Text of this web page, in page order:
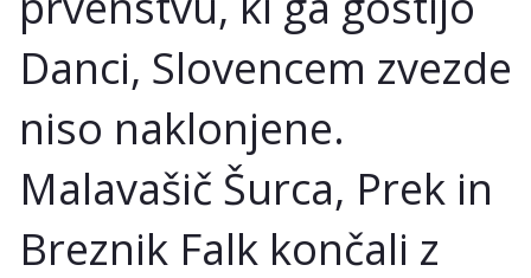
Danci, Slovencem zvezde
niso naklonjene.
Malavašič Šurca, Prek in
Breznik Falk končali z